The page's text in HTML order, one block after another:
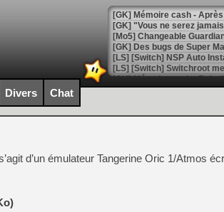
[GK] Mémoire cash -
[GK] "Vous ne serez
[Mo5] Changeable
[GK] Des bugs de Super
[LS] [Switch] NSP Auto
[GK] La saga horrifique
[GK] Le portage de Super
[Mo5] Le jeu de course
[GK] Guillermo del Toro
Divers Chat
d’un émulateur Tangerine Oric 1/Atmos